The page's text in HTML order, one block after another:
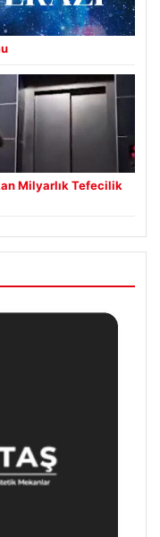
Milyarlık Tefecilik